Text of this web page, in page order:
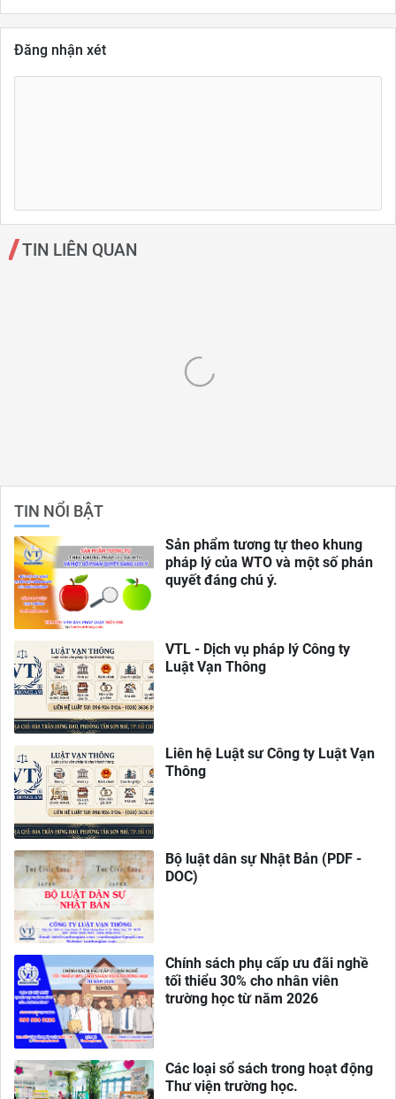
Đăng nhận xét
TIN LIÊN QUAN
TIN NỔI BẬT
Sản phẩm tương tự theo khung
pháp lý của WTO và một số phán
quyết đáng chú ý.
VTL - Dịch vụ pháp lý Công ty
Luật Vạn Thông
Liên hệ Luật sư Công ty Luật Vạn
Thông
Bộ luật dân sự Nhật Bản (PDF -
DOC)
Chính sách phụ cấp ưu đãi nghề
tối thiểu 30% cho nhân viên
trường học từ năm 2026
Các loại sổ sách trong hoạt động
Thư viện trường học.